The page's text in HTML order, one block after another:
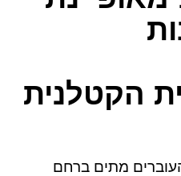
הקטלנית
העוברים מתים ברחם